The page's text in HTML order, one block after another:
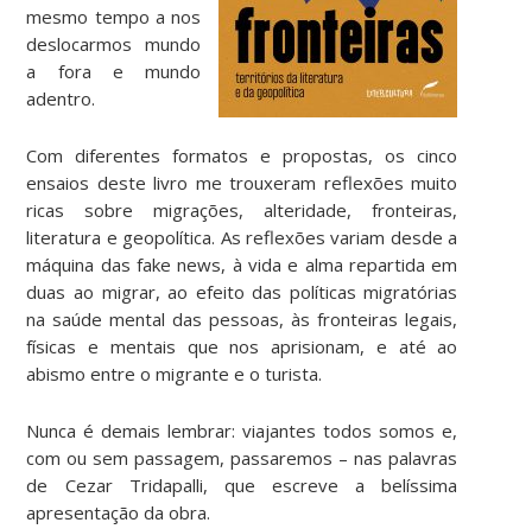
mesmo tempo a nos
deslocarmos mundo
a fora e mundo
adentro.
Com diferentes formatos e propostas, os cinco
ensaios deste livro me trouxeram reflexões muito
ricas sobre migrações, alteridade, fronteiras,
literatura e geopolítica. As reflexões variam desde a
máquina das fake news, à vida e alma repartida em
duas ao migrar, ao efeito das políticas migratórias
na saúde mental das pessoas, às fronteiras legais,
físicas e mentais que nos aprisionam, e até ao
abismo entre o migrante e o turista.
Nunca é demais lembrar: viajantes todos somos e,
com ou sem passagem, passaremos – nas palavras
de Cezar Tridapalli, que escreve a belíssima
apresentação da obra.